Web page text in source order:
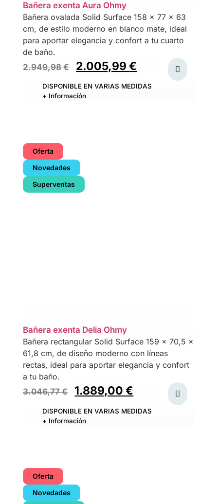
Bañera exenta Aura Ohmy
Bañera ovalada Solid Surface 158 x 77 x 63
cm, de estilo moderno en blanco mate, ideal
para aportar elegancia y confort a tu cuarto
de baño.
2.949,98€ 2.005,99€
DISPONIBLE EN VARIAS MEDIDAS
+ Información
Oferta
Novedades
Superventas
Bañera exenta Delia Ohmy
Bañera rectangular Solid Surface 159 x 70,5 x
61,8 cm, de diseño moderno con líneas
rectas, ideal para aportar elegancia y confort
a tu baño.
3.046,77€ 1.889,00€
DISPONIBLE EN VARIAS MEDIDAS
+ Información
Oferta
Novedades